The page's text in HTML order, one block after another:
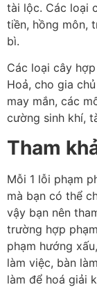
tài lộc. Các loại
tiền, hồng môn,
bì.
Các loại cây
Hoả, cho gia
may mắn, các
cường sinh khí,
Tham
Mỗi 1 lỗi phạm
mà bạn có thể
vậy bạn nên
trường hợp
phạm hướng
làm việc, bàn
làm để hoá giải